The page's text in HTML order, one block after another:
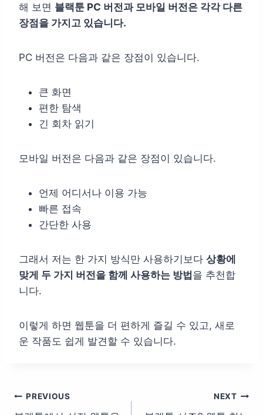
해 보면 블랙툰 PC 버전과 모바일 버전은 각각 다른
장점을 가지고 있습니다.
PC 버전은 다음과 같은 장점이 있습니다.
큰 화면
편한 탐색
긴 회차 읽기
모바일 버전은 다음과 같은 장점이 있습니다.
언제 어디서나 이용 가능
빠른 접속
간단한 사용
그래서 저는 한 가지 방식만 사용하기보다 상황에
맞게 두 가지 버전을 함께 사용하는 방법을 추천합
니다.
이렇게 하면 웹툰을 더 편하게 즐길 수 있고, 새로
운 작품도 쉽게 발견할 수 있습니다.
글PREVIOUS NEXT